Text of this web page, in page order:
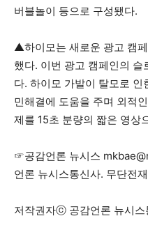
버블놀이 등으로 구성됐다.
▲하이모는 새로운 광고 캠페
했다. 이번 광고 캠페인의 슬
다. 하이모 가발이 탈모로
민해결에 도움을 주며 외적
제를 15초 분량의 짧은 영상
☞공감언론 뉴시스
언론 뉴시스통신사. 무단전
저작권자ⓒ 공감언론 뉴시